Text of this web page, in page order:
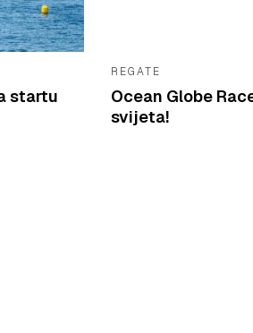
startu
REGATE
Ocean Globe
svijeta!